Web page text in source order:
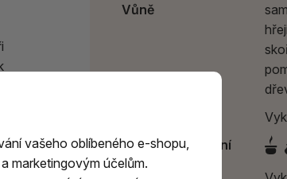
Vůně
Způsob spalování
vašeho oblíbeného e-shopu,
marketingovým účelům.